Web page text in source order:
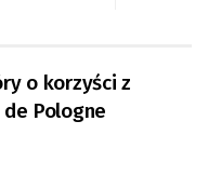
o korzyści z
Pologne